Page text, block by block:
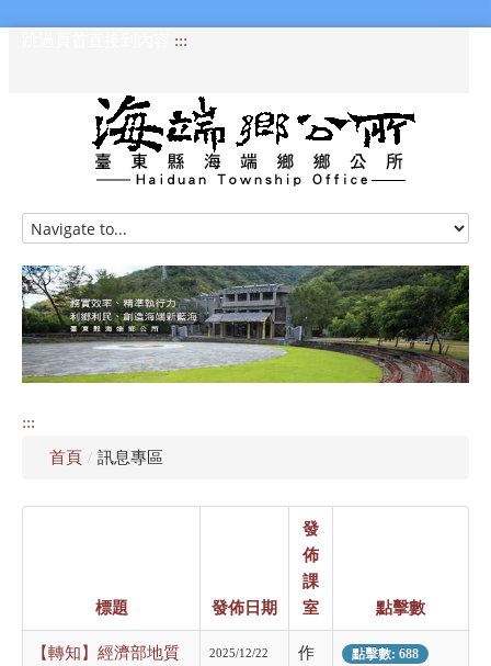
:::
HOME
訊息專區
認識海端
公所介紹
:::
首頁 / 訊息專區
標題 發佈日期
發
佈
課
室
點擊數
【轉知】經濟部地質
2025/12/22
作
點擊數: 688